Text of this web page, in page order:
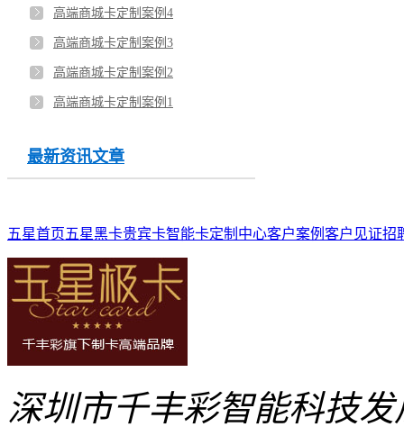
高端商城卡定制案例4
高端商城卡定制案例3
高端商城卡定制案例2
高端商城卡定制案例1
最新资讯文章
五星首页五星黑卡贵宾卡智能卡定制中心客户案例 客户见证招
深圳市千丰彩智能科技